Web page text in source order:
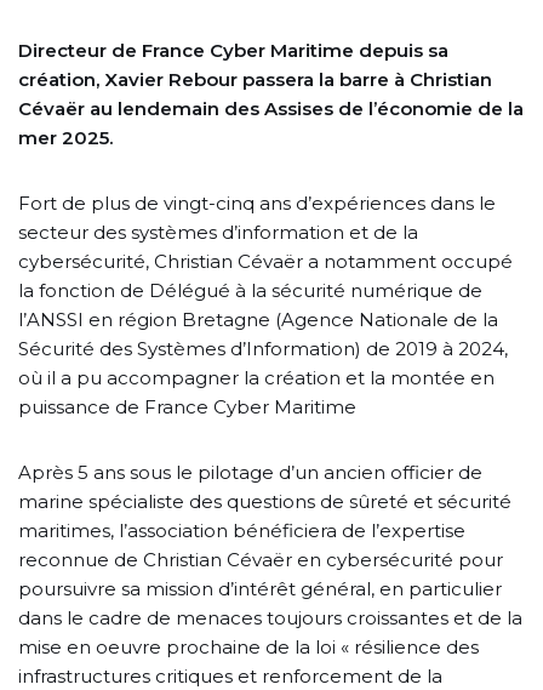
Directeur de France Cyber Maritime depuis sa
création, Xavier Rebour passera la barre à Christian
Cévaër au lendemain des Assises de l’économie de la
mer 2025.
Fort de plus de vingt-cinq ans d’expériences dans le
secteur des systèmes d’information et de la
cybersécurité, Christian Cévaër a notamment occupé
la fonction de Délégué à la sécurité numérique de
l’ANSSI en région Bretagne (Agence Nationale de la
Sécurité des Systèmes d’Information) de 2019 à 2024,
où il a pu accompagner la création et la montée en
puissance de France Cyber Maritime
Après 5 ans sous le pilotage d’un ancien officier de
marine spécialiste des questions de sûreté et sécurité
maritimes, l’association bénéficiera de l’expertise
reconnue de Christian Cévaër en cybersécurité pour
poursuivre sa mission d’intérêt général, en particulier
dans le cadre de menaces toujours croissantes et de la
mise en oeuvre prochaine de la loi « résilience des
infrastructures critiques et renforcement de la